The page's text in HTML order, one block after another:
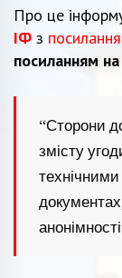
Про це
ІФ з
посиланням
“Сторони
змісту